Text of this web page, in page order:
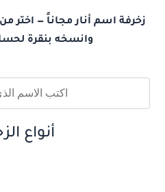
زخرفة اسم أنار مجاناً — اختر
وانسخه بنقرة
أنواع